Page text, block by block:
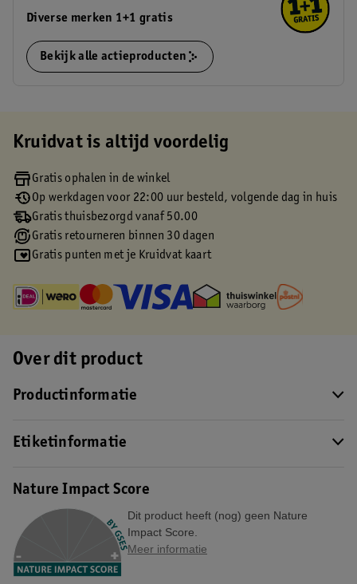
Diverse merken 1+1 gratis
Bekijk alle actieproducten
Kruidvat is altijd voordelig
Gratis ophalen in de winkel
Op werkdagen voor 22:00 uur besteld, volgende dag in huis
Gratis thuisbezorgd vanaf 50.00
Gratis retourneren binnen 30 dagen
Gratis punten met je Kruidvat kaart
Over dit product
Productinformatie
Etiketinformatie
Nature Impact Score
Dit product heeft (nog) geen Nature
Impact Score.
Meer informatie